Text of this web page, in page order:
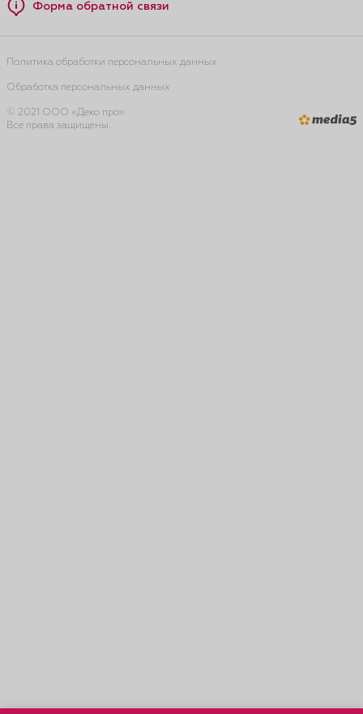
Форма обратной связи
Политика обработки персональных данных
Обработка персональных данных
© 2021 ООО «Деко про».
Все права защищены.